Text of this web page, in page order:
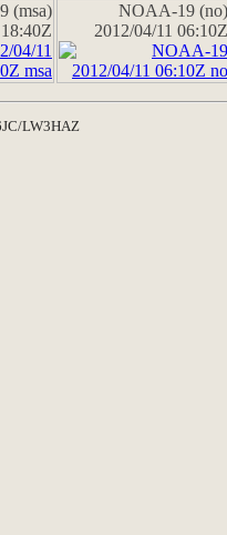
(msa)
NOAA-19 (no)
2012/04/11 06:10Z
LW3HAZ